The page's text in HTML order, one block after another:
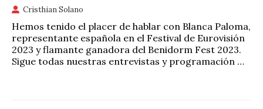
Cristhian Solano
Hemos tenido el placer de hablar con Blanca Paloma,
representante española en el Festival de Eurovisión
2023 y flamante ganadora del Benidorm Fest 2023.
Sigue todas nuestras entrevistas y programación …